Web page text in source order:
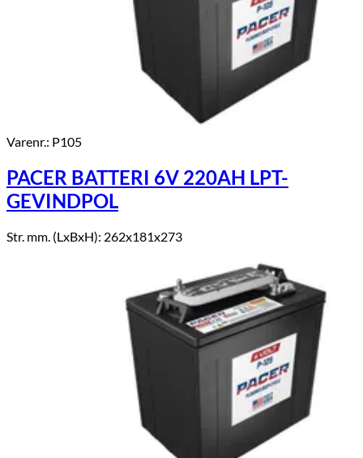
Varenr.: P105
PACER BATTERI 6V 220AH LPT-
GEVINDPOL
Str. mm. (LxBxH): 262x181x273